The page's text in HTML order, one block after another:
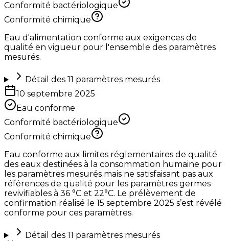
Conformité bactériologique
Conformité chimique
Eau d'alimentation conforme aux exigences de
qualité en vigueur pour l'ensemble des paramètres
mesurés.
Détail des 11 paramètres mesurés
10 septembre 2025
Eau conforme
Conformité bactériologique
Conformité chimique
Eau conforme aux limites réglementaires de qualité
des eaux destinées à la consommation humaine pour
les paramètres mesurés mais ne satisfaisant pas aux
références de qualité pour les paramètres germes
revivifiables à 36 °C et 22°C. Le prélèvement de
confirmation réalisé le 15 septembre 2025 s’est révélé
conforme pour ces paramètres.
Détail des 11 paramètres mesurés